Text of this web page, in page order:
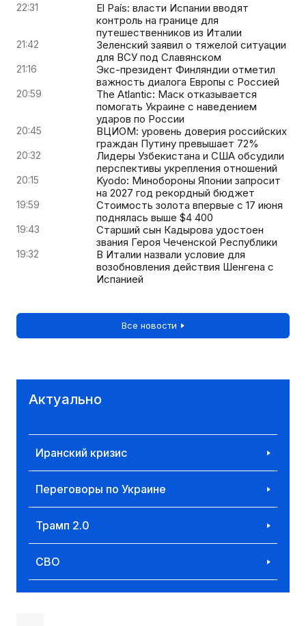
22:31
El País: власти Испании вводят
контроль на границе для
путешественников из Италии
21:42
Зеленский заявил о тяжелой ситуации
для ВСУ под Славянском
21:16
Экс-президент Финляндии отметил
важность диалога Европы с Россией
20:59
The Atlantic: Маск отказывается
помогать Украине с наведением
ударов по России
20:45
ВЦИОМ: уровень доверия российских
граждан Путину превышает 72%
20:32
Лидеры Узбекистана и США обсудили
перспективы укрепления отношений
20:15
Kyodo: Минобороны Японии запросит
на 2027 год рекордный бюджет
19:59
Стоимость золота впервые с 17 июня
поднялась выше $4 400
19:43
Старший сын Кадырова удостоен
звания Героя Чеченской Республики
19:32
В Италии назвали условие для
возобновления действия Шенгена с
Испанией
Все новости
Актуально
Иранский кризис
Переговоры по Украине
Трамп 2.0
СВО